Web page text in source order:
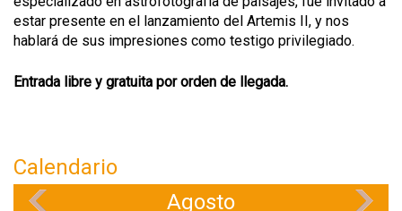
estar presente en el lanzamiento del Artemis II, y nos
hablará de sus impresiones como testigo privilegiado.
Entrada libre y gratuita por orden de llegada.
Calendario
Agosto